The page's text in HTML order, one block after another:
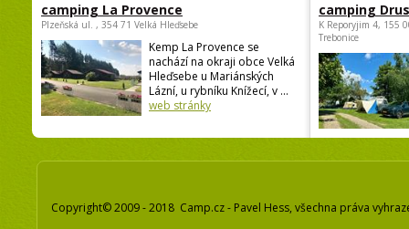
camping La Provence
Plzeňská ul. , 354 71 Velká Hleďsebe
Kemp La Provence se
nachází na okraji obce Velká
Hleďsebe u Mariánských
Lázní, u rybníku Knížecí, v ...
web stránky
camping
K Reporyjim 4, 155
Trebonice
Copyright© 2009 - 2018 Camp.cz - Pavel Hess, všechna práva